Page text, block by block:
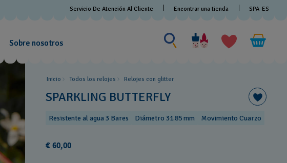
Servicio De Atención Al Cliente Encontrar una tienda SPA ES
Sobre nosotros
Busca
algo
Inicio Todos los relojes Relojes con glitter
SPARKLING BUTTERFLY
Resistente al agua 3 Bares Diámetro 31.85 mm Movimiento Cuarzo
€ 60,00